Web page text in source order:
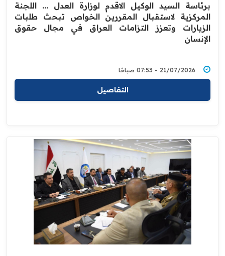
برئاسة السيد الوكيل الاقدم لوزارة العدل ... اللجنة
المركزية لاستقبال المقررين الخواص تبحث طلبات
الزيارات وتعزز التزامات العراق في مجال حقوق
الإنسان
21/07/2026 - 07:53 صباحًا
التفاصيل